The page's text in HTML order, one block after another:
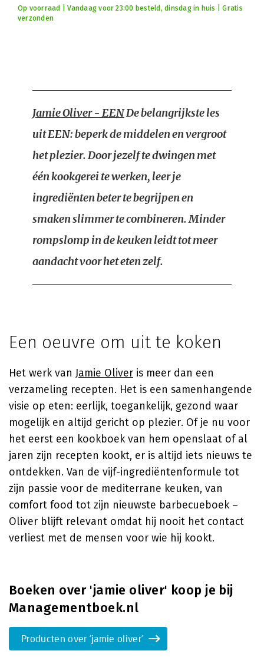
Op voorraad | Vandaag voor 23:00 besteld, dinsdag in huis | Gratis
verzonden
Jamie Oliver - EENDe belangrijkste les
uit EEN: beperk de middelen en vergroot
het plezier. Door jezelf te dwingen met
één kookgerei te werken, leer je
ingrediënten beter te begrijpen en
smaken slimmer te combineren. Minder
rompslomp in de keuken leidt tot meer
aandacht voor het eten zelf.
Een oeuvre om uit te koken
Het werk van Jamie Oliver is meer dan een
verzameling recepten. Het is een samenhangende
visie op eten: eerlijk, toegankelijk, gezond waar
mogelijk en altijd gericht op plezier. Of je nu voor
het eerst een kookboek van hem openslaat of al
jaren zijn recepten kookt, er is altijd iets nieuws te
ontdekken. Van de vijf-ingrediëntenformule tot
zijn passie voor de mediterrane keuken, van
comfort food tot zijn nieuwste barbecueboek –
Oliver blijft relevant omdat hij nooit het contact
verliest met de mensen voor wie hij kookt.
Boeken over 'jamie oliver' koop je bij
Managementboek.nl
Producten over 'jamie oliver'